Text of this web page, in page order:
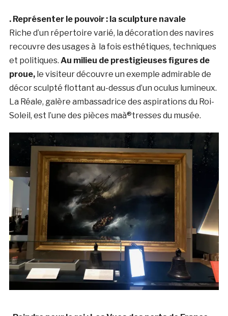
. Représenter le pouvoir : la sculpture navale
Riche d’un répertoire varié, la décoration des navires
recouvre des usages à la fois esthétiques, techniques
et politiques. Au milieu de prestigieuses figures de
proue,le visiteur découvre un exemple admirable de
décor sculpté flottant au-dessus d’un oculus lumineux.
La Réale, galère ambassadrice des aspirations du Roi-
Soleil, est l’une des pièces maà®tresses du musée.